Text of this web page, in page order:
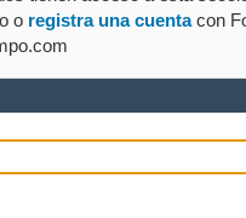
o registra una cuentacon